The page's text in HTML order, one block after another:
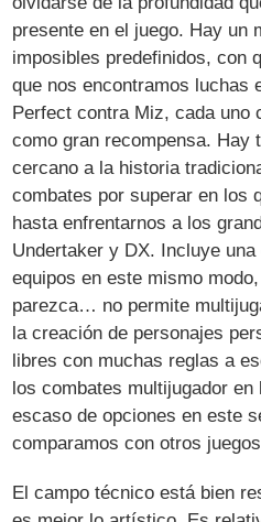
presente en el juego. Hay un
imposibles predefinidos, con
que nos encontramos luchas
Perfect contra Miz, cada uno
como gran recompensa. Hay
cercano a la historia
combates por superar en los
hasta enfrentarnos a los
Undertaker y DX. Incluye
equipos en este mismo
parezca… no permite
la creación de personajes
libres con muchas reglas a
los combates multijugador
escaso de opciones en este
comparamos con otros
El campo técnico está bien